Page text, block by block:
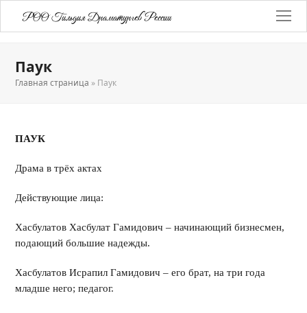
РОО Гильдия Драматургов России
Паук
Главная страница » Паук
ПАУК
Драма в трёх актах
Действующие лица:
Хасбулатов Хасбулат Гамидович – начинающий бизнесмен,
подающий большие надежды.
Хасбулатов Исрапил Гамидович – его брат, на три года
младше него; педагог.